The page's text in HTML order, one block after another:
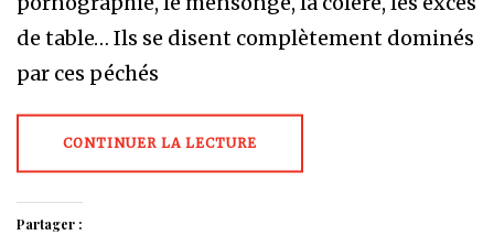
de table… Ils se disent complètement dominés
par ces péchés
CONTINUER LA LECTURE
Partager :